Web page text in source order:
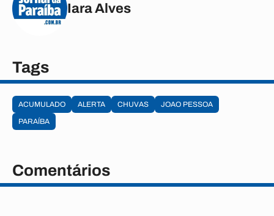
Iara Alves
Tags
ACUMULADO ALERTA CHUVAS
JOAO PESSOA
PARAÍBA
Comentários